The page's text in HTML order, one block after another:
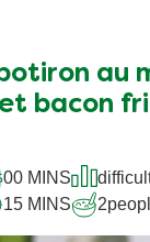
au
et bacon
00 MINS
15 MINS
2